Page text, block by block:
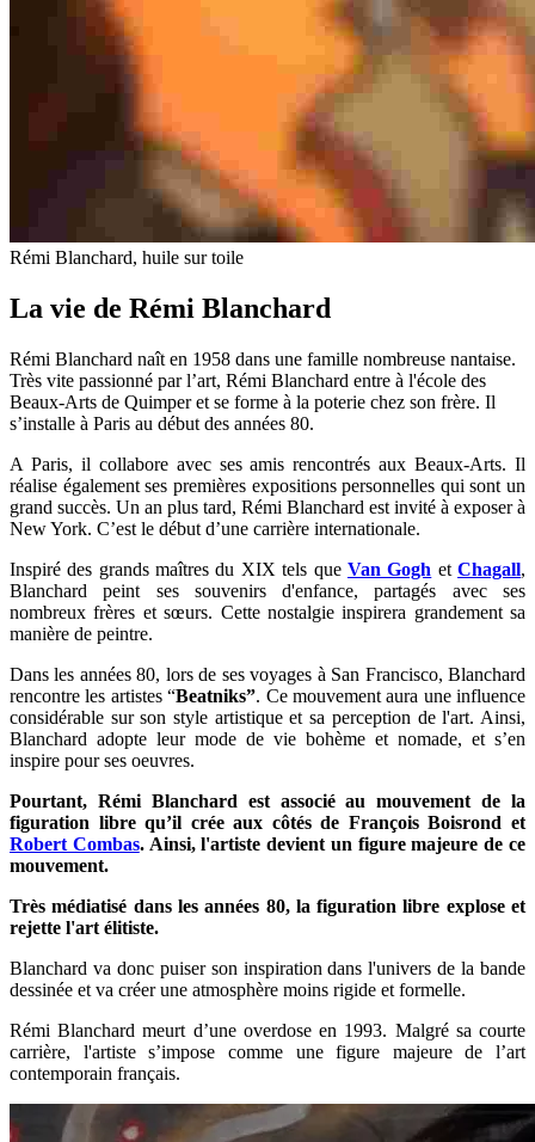
Rémi Blanchard, huile sur toile
La vie de Rémi Blanchard
Rémi Blanchard naît en 1958 dans une famille nombreuse nantaise.
Très vite passionné par l’art, Rémi Blanchard entre à l'école des
Beaux-Arts de Quimper et se forme à la poterie chez son frère. Il
s’installe à Paris au début des années 80.
A Paris, il collabore avec ses amis rencontrés aux Beaux-Arts. Il
réalise également ses premières expositions personnelles qui sont un
grand succès. Un an plus tard, Rémi Blanchard est invité à exposer à
New York. C’est le début d’une carrière internationale.
Inspiré des grands maîtres du XIX tels que Van Gogh etChagall,
Blanchard peint ses souvenirs d'enfance, partagés avec ses
nombreux frères et sœurs. Cette nostalgie inspirera grandement sa
manière de peintre.
Dans les années 80, lors de ses voyages à San Francisco, Blanchard
rencontre les artistes “Beatniks”. Ce mouvement aura une influence
considérable sur son style artistique et sa perception de l'art. Ainsi,
Blanchard adopte leur mode de vie bohème et nomade, et s’en
inspire pour ses oeuvres.
Pourtant, Rémi Blanchard est associé au mouvement de la
figuration libre qu’il crée aux côtés de François Boisrond et
Robert Combas. Ainsi, l'artiste devient un figure majeure de ce
mouvement.
Très médiatisé dans les années 80, la figuration libre explose et
rejette l'art élitiste.
Blanchard va donc puiser son inspiration dans l'univers de la bande
dessinée et va créer une atmosphère moins rigide et formelle.
Rémi Blanchard meurt d’une overdose en 1993. Malgré sa courte
carrière, l'artiste s’impose comme une figure majeure de l’art
contemporain français.